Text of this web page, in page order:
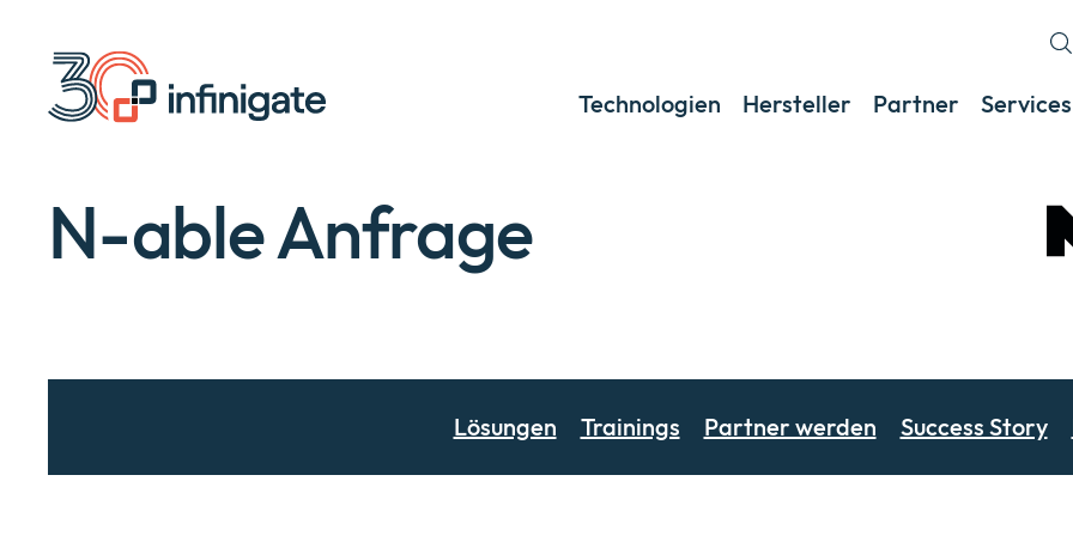
wechseln
Technologien
Hersteller Partner Services
N-able Anfrage
Lösungen Trainings Partner werden Success Story